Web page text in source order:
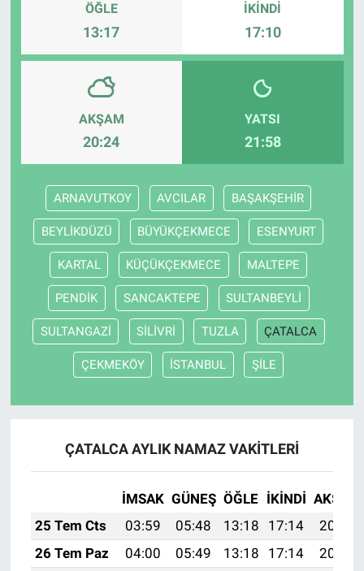
ÖĞLE
13:17
İKINDI
17:10
AKŞAM
20:24
YATSI
21:58
ARNAVUTKOY AVCILAR BAŞAKŞEHİR
BEYLİKDÜZÜ BÜYÜKÇEKMECE ESENYURT
KARTAL KÜÇÜKÇEKMECE MALTEPE
PENDİK SANCAKTEPE SULTANBEYLİ
SULTANGAZİ SİLİVRİ TUZLA ÇATALCA
ÇEKMEKÖY İSTANBUL ŞİLE
ÇATALCA AYLIK NAMAZ VAKITLERI
İMSAK GÜNEŞ ÖĞLE İKINDI AKŞAM
25 Tem Cts
03:59 05:48 13:18 17:14
20:38
26 Tem Paz
04:00 05:49 13:18 17:14
20:37